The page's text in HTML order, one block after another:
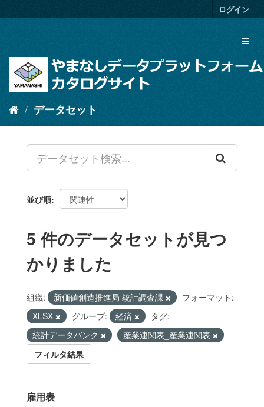
キ
ログイン
データセット
並び順
5 件のデータセットが見つ
かりました
組織: 新価値創造推進局 統計調査課
フォーマット:
XLSX
グループ: 経済
タグ:
統計データバンク
産業連関表_産業連関表
フィルタ結果
雇用表